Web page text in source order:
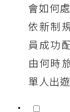
會如何
依新制
員成功
由何時
單人出